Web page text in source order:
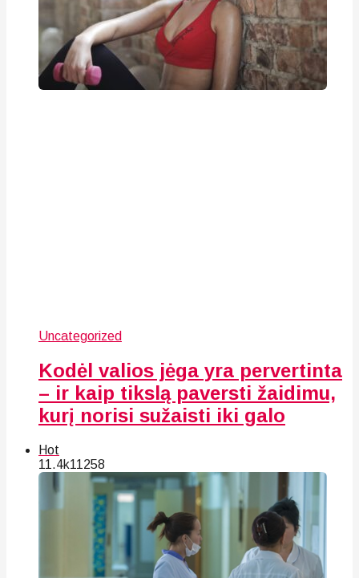
Uncategorized
Kodėl valios jėga yra pervertinta
– ir kaip tikslą paversti žaidimu,
kurį norisi sužaisti iki galo
Hot
11.4k11258